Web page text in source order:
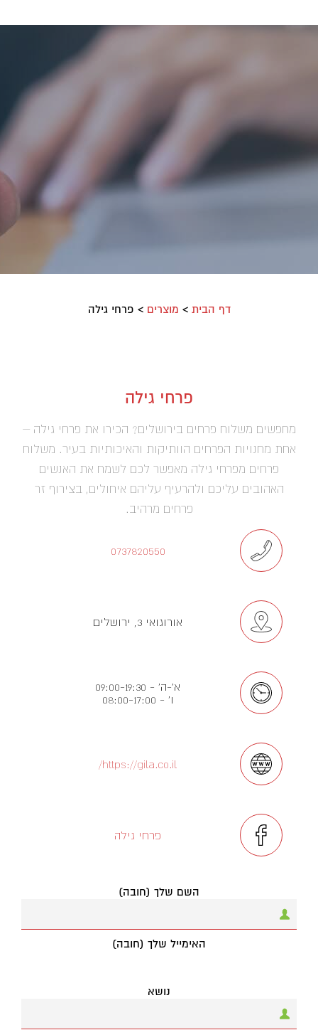
דף הבית > מוצרים > פרחי גילה
פרחי גילה
מחפשים משלוח פרחים בירושלים? הכירו את פרחי גילה –
אחת מחנויות הפרחים הוותיקות והאיכותיות בעיר. משלוח
פרחים מפרחי גילה מאפשר לכם לשמח את האנשים
האהובים עליכם ולהרעיף עליהם איחולים, בצירוף זר
פרחים מרהיב.
0737820550
אורוגואי 3, ירושלים
א'-ה' - 09:00-19:30
ו' - 08:00-17:00
https://gila.co.il/
פרחי גילה
השם שלך (חובה)
האימייל שלך (חובה)
נושא